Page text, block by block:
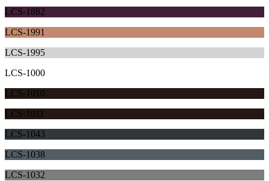
LCS-1882
LCS-1991
LCS-1995
LCS-1000
LCS-1010
LCS-1011
LCS-1043
LCS-1038
LCS-1032